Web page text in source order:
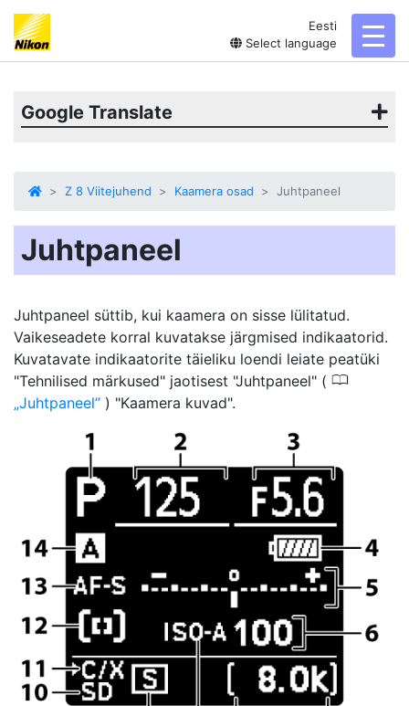
Eesti
Select language
Google Translate
Z 8 Viitejuhend Kaamera osad Juhtpaneel
Juhtpaneel
Juhtpaneel süttib, kui kaamera on sisse lülitatud.
Vaikeseadete korral kuvatakse järgmised indikaatorid.
Kuvatavate indikaatorite täieliku loendi leiate peatüki
"Tehnilised märkused" jaotisest "Juhtpaneel" ( 0
Juhtpaneel ) "Kaamera kuvad".